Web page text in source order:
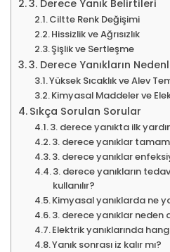
3. Derece Yanık Belirtileri
Ciltte Renk Değişimi
Hissizlik ve Ağrısızlık
Şişlik ve Sertleşme
3. Derece Yanıkların
Yüksek Sıcaklık ve Alev
Kimyasal Maddeler ve
Sıkça Sorulan Sorular
3. derece yanıkta ilk
3. derece yanıklar
3. derece yanıklar
3. derece yanıkların
kullanılır?
Kimyasal yanıklarda ne
3. derece yanıklar neden
Elektrik yanıklarında
Yanık sonrası iz kalır mı?